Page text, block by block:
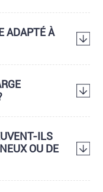
ADAPTÉ À
ILS
OU DE